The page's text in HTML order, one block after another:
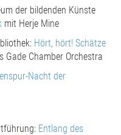
der bildenden Künste
mit Herje Mine
Hört, hört! Schätze
Gade Chamber Orchestra
Nacht der
Entlang des